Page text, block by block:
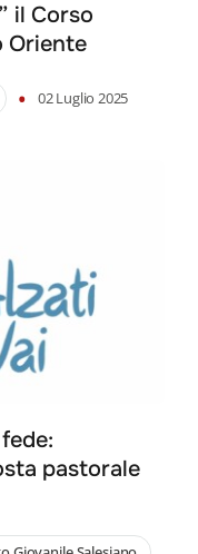
il Corso
Oriente
• 02 Luglio 2025
pastorale